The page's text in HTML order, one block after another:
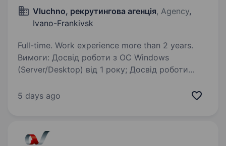
Vluchno, рекрутингова агенція, Agency,
Ivano-Frankivsk
Full-time. Work experience more than 2 years.
Вимоги: Досвід роботи з ОС Windows
(Server/Desktop) від 1 року; Досвід роботи
Розуміння принципів технологій VPN, RDP і
5 days ago